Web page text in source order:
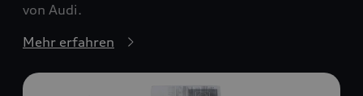
von Audi.
Mehr erfahren